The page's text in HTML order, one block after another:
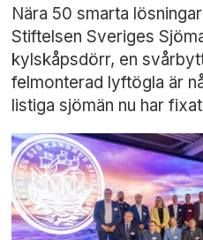
Nära 50 smarta
Stiftelsen Sveriges
kylskåpsdörr, en
felmonterad lyftögla är
listiga sjömän nu har